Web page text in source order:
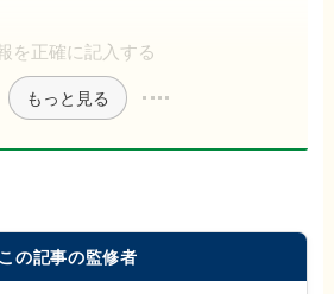
を正確に記入する
もっと見る
この記事の監修者